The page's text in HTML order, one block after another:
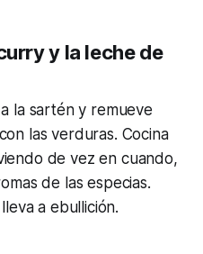
y la leche de
la sartén y remueve
las verduras. Cocina
de vez en cuando,
de las especias.
a ebullición.